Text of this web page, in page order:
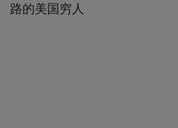
路的美国穷人